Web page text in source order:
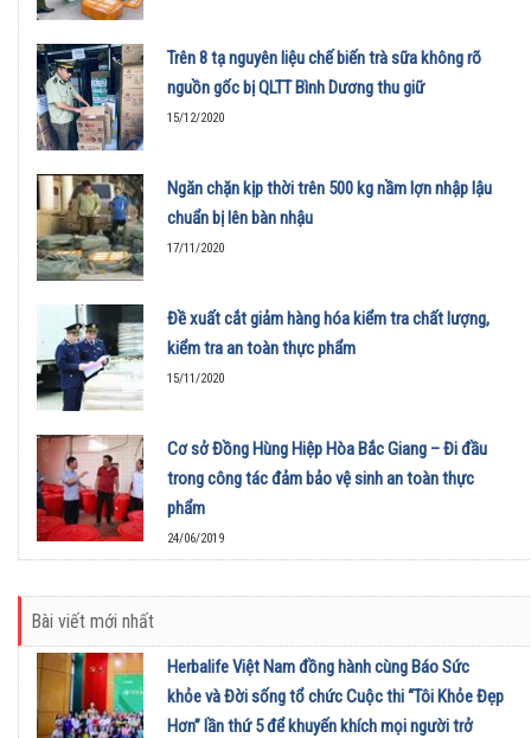
Trên 8 tạ nguyên liệu chế biến trà sữa không rõ
nguồn gốc bị QLTT Bình Dương thu giữ
15/12/2020
Ngăn chặn kịp thời trên 500 kg nầm lợn nhập lậu
chuẩn bị lên bàn nhậu
17/11/2020
Đề xuất cắt giảm hàng hóa kiểm tra chất lượng,
kiểm tra an toàn thực phẩm
15/11/2020
Cơ sở Đồng Hùng Hiệp Hòa Bắc Giang – Đi đầu
trong công tác đảm bảo vệ sinh an toàn thực
phẩm
24/06/2019
Bài viết mới nhất
Herbalife Việt Nam đồng hành cùng Báo Sức
khỏe và Đời sống tổ chức Cuộc thi “Tôi Khỏe Đẹp
Hơn” lần thứ 5 để khuyến khích mọi người trở